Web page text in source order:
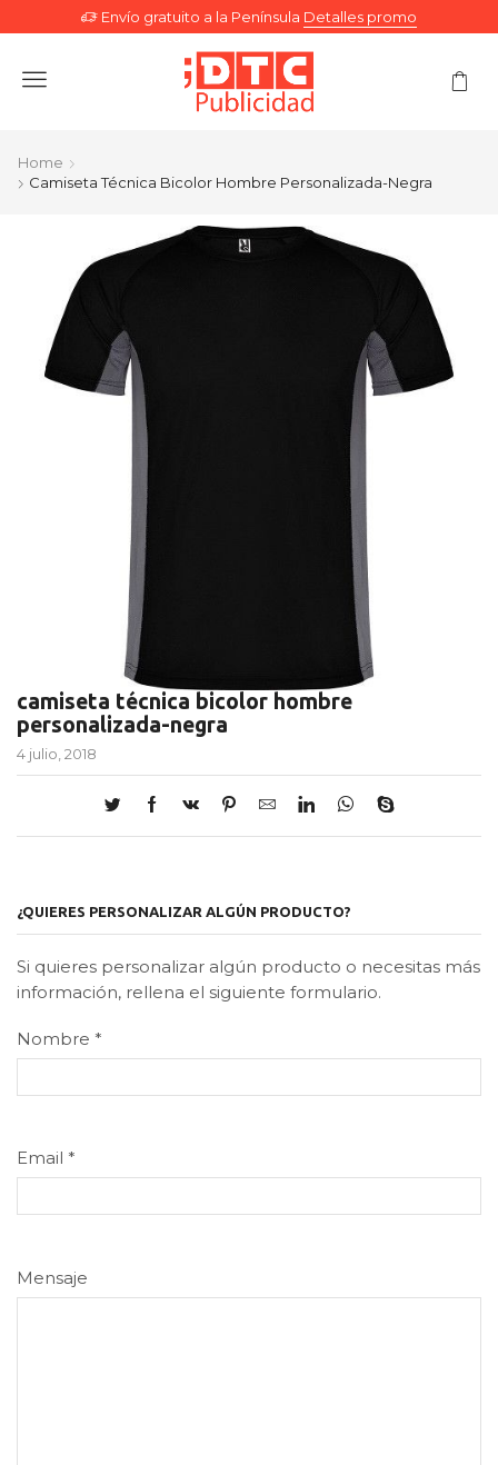
Envío gratuito a la Península Detalles promo
Menu
Home
Camiseta Técnica Bicolor Hombre Personalizada-Negra
camiseta técnica bicolor hombre
personalizada-negra
4 julio, 2018
¿QUIERES PERSONALIZAR ALGÚN PRODUCTO?
Si quieres personalizar algún producto o necesitas más
información, rellena el siguiente formulario.
Nombre *
Email *
Mensaje